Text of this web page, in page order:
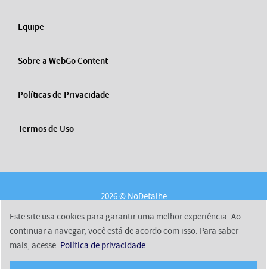
Equipe
Sobre a WebGo Content
Políticas de Privacidade
Termos de Uso
2026 © NoDetalhe
Sobre a WebGo Content
Políticas de Privacidade
Termos de Uso
Este site usa cookies para garantir uma melhor experiência. Ao
continuar a navegar, você está de acordo com isso. Para saber
mais, acesse: Política de privacidade